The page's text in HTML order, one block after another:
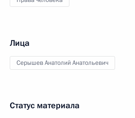
Лица
Серышев Анатолий Анатольевич
Статус материала